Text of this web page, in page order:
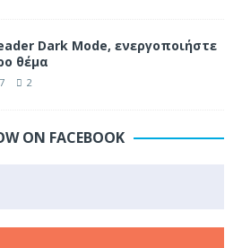
Dark Mode, ενεργοποιήστε
θέμα
2
ON FACEBOOK